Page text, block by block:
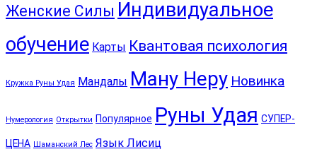
Женские Силы Индивидуальное
обучение Карты Квантовая психология
Кружка Руны Удая Мандалы Ману Неру Новинка
Нумерология Открытки Популярное Руны Удая СУПЕР-
ЦЕНА Шаманский Лес Язык Лисиц